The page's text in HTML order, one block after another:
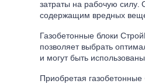
затраты на рабочую силу.
содержащим вредных
Газобетонные блоки
позволяет выбрать
и могут быть
Приобретая